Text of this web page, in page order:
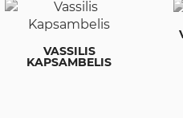
VASSILIS
KAPSAMBELIS